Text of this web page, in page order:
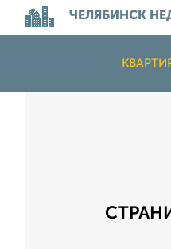
ЧЕЛЯБИНСК